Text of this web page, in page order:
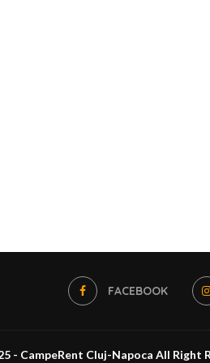
FACEBOOK
- CampeRent Cluj-Napoca All Right